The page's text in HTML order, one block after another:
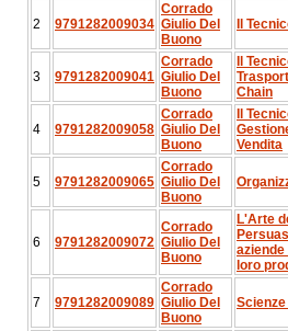
2 9791282009034
Corrado
Giulio Del
Buono
Il
3 9791282009041
Corrado
Giulio Del
Buono
Il
Chain
4 9791282009058
Corrado
Giulio Del
Buono
Il
Vendita
5 9791282009065
Corrado
Giulio Del
Buono
6 9791282009072
Corrado
Giulio Del
Buono
L'Arte
loro
7 9791282009089
Corrado
Giulio Del
Buono